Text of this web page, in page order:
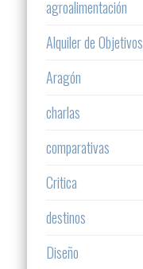
agroalimentación
Alquiler de Objetivos
Aragón
charlas
comparativas
Critica
destinos
Diseño